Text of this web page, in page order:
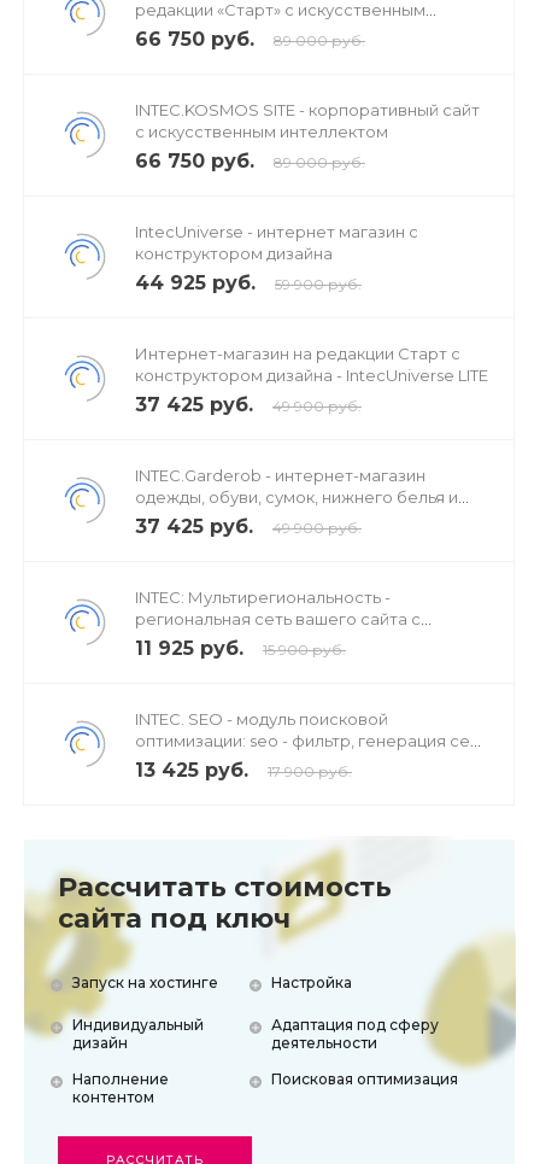
редакции «Старт» с искусственным
интеллектом
66 750 руб. 89 000 руб.
INTEC.KOSMOS SITE - корпоративный сайт
с искусственным интеллектом
66 750 руб. 89 000 руб.
IntecUniverse - интернет магазин с
конструктором дизайна
44 925 руб. 59 900 руб.
Интернет-магазин на редакции Старт с
конструктором дизайна - IntecUniverse LITE
37 425 руб. 49 900 руб.
INTEC.Garderob - интернет-магазин
одежды, обуви, сумок, нижнего белья и
аксессуаров
37 425 руб. 49 900 руб.
INTEC: Мультирегиональность -
региональная сеть вашего сайта с
продвижением в поисковиках
11 925 руб. 15 900 руб.
INTEC. SEO - модуль поисковой
оптимизации: seo - фильтр, генерация сео
- текстов, H1, мета-тегов
13 425 руб. 17 900 руб.
Рассчитать стоимость
сайта под ключ
Запуск на хостинге
Индивидуальный
дизайн
Наполнение
контентом
Настройка
Адаптация под сферу
деятельности
Поисковая оптимизация
РАССЧИТАТЬ